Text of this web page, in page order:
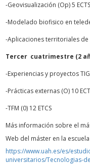
-Geovisualización (Op) 5 ECTS
-Modelado biofisico en
-Aplicaciones territoriales de
Tercer cuatrimestre (2
-Experiencias y proyectos TIG
-Prácticas externas (O) 10
-TFM (0) 12 ETCS
Más información sobre el
Web del máster en la
https://www.uah.es/es/
universitarios/Tecnologias-